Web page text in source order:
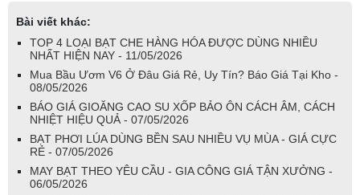
Bài viết khác:
TOP 4 LOẠI BẠT CHE HÀNG HÓA ĐƯỢC DÙNG NHIỀU
NHẤT HIỆN NAY - 11/05/2026
Mua Bầu Ươm V6 Ở Đâu Giá Rẻ, Uy Tín? Báo Giá Tại Kho -
08/05/2026
BÁO GIÁ GIOĂNG CAO SU XỐP BẢO ÔN CÁCH ÂM, CÁCH
NHIỆT HIỆU QUẢ - 07/05/2026
BẠT PHƠI LÚA DÙNG BỀN SAU NHIỀU VỤ MÙA - GIÁ CỰC
RẺ - 07/05/2026
MAY BẠT THEO YÊU CẦU - GIA CÔNG GIÁ TẬN XƯỞNG -
06/05/2026